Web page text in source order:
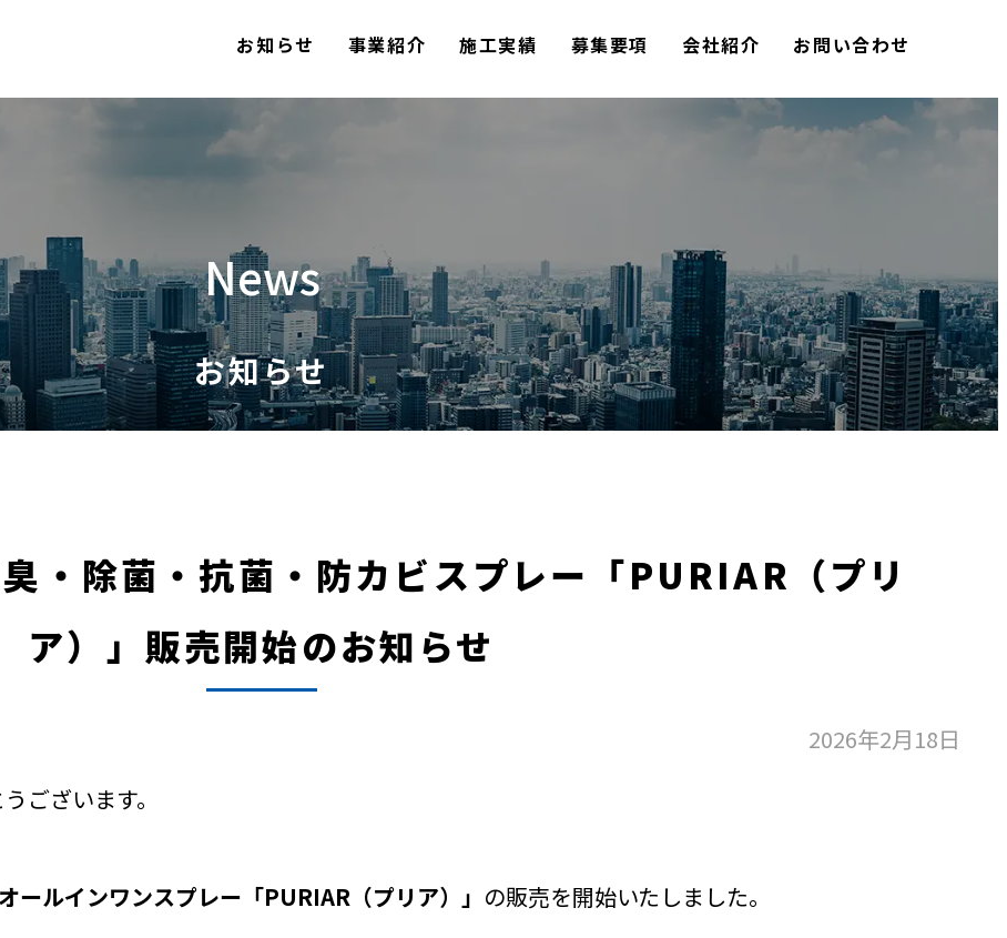
お知らせ 事業紹介 施工実績 募集要項 会社紹介 お問い合わせ
News
お知らせ
臭・除菌・抗菌・防カビスプレー「PURIAR（プリ
ア）」販売開始のお知らせ
2026年2月18日
ございます。
ルインワンスプレー「PURIAR（プリア）」 の販売を開始いたしました。